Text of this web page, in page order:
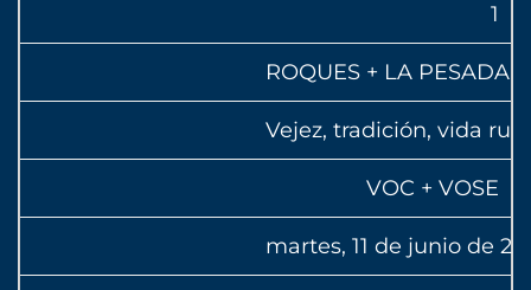
1
ROQUES + LA PESADA
Vejez, tradición, vida
VOC + VOSE
martes, 11 de junio de